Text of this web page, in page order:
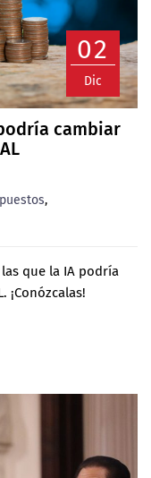
02
Dic
cambiar
,
que la IA podría